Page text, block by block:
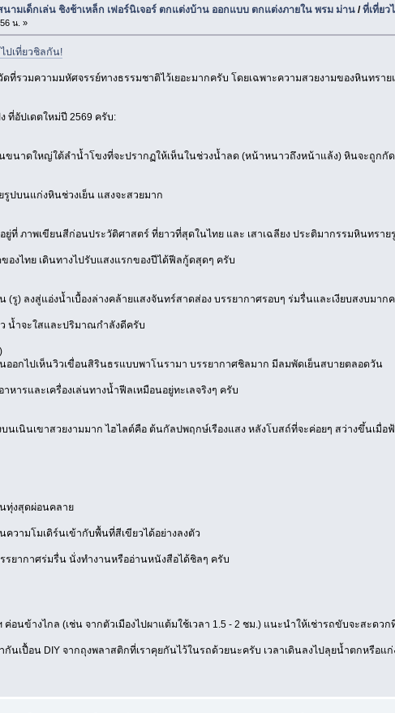
นามเด็กเล่น ชิงช้าเหล็ก เฟอร์นิเจอร์ ตกแต่งบ้าน ออกแบบ ตกแต่งภายใน พรม ม่าน /ที่เที่ยว
น. »
ปเที่ยวชิลกัน!
ดที่รวมความมหัศจรรย์ทางธรรมชาติไว้เยอะมากครับ โดยเฉพาะความสวยงามของหินทร
ที่อัปเดตใหม่ปี 2569 ครับ:
นาดใหญ่ใต้ลำน้ำโขงที่จะปรากฏให้เห็นในช่วงน้ำลด (หน้าหนาวถึงหน้าแล้ง) หินจะถูกกั
รูปบนแก่งหินช่วงเย็น แสงจะสวยมาก
ที่ ภาพเขียนสีก่อนประวัติศาสตร์ ที่ยาวที่สุดในไทย และ เสาเฉลียง ประติมากรรมหินทรา
องไทย เดินทางไปรับแสงแรกของปีได้ฟีลกู้ดสุดๆ ครับ
รู) ลงสู่แอ่งน้ำเบื้องล่างคล้ายแสงจันทร์สาดส่อง บรรยากาศรอบๆ ร่มรื่นและเงียบสงบมาก
น้ำจะใสและปริมาณกำลังดีครับ
ออกไปเห็นวิวเขื่อนสิรินธรแบบพาโนรามา บรรยากาศชิลมาก มีลมพัดเย็นสบายตลอดวัน
ารและเครื่องเล่นทางน้ำฟีลเหมือนอยู่ทะเลจริงๆ ครับ
นเนินเขาสวยงามมาก ไฮไลต์คือ ต้นกัลปพฤกษ์เรืองแสง หลังโบสถ์ที่จะค่อยๆ สว่างขึ้นเมื่อ
ทุ่งสุดผ่อนคลาย
วามโมเดิร์นเข้ากับพื้นที่สีเขียวได้อย่างลงตัว
รยากาศร่มรื่น นั่งทำงานหรืออ่านหนังสือได้ชิลๆ ครับ
ค่อนข้างไกล (เช่น จากตัวเมืองไปผาแต้มใช้เวลา 1.5 - 2 ชม.) แนะนำให้เช่ารถขับจะสะดว
นเปื้อน DIY จากถุงพลาสติกที่เราคุยกันไว้ในรถด้วยนะครับ เวลาเดินลงไปลุยน้ำตกหรือแ